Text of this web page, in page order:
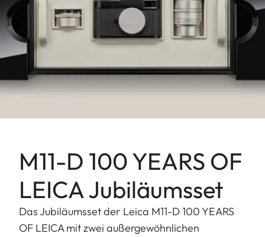
M11-D 100 YEARS OF
LEICA Jubiläumsset
Das Jubiläumsset der Leica M11-D 100 YEARS
OF LEICA mit zwei außergewöhnlichen